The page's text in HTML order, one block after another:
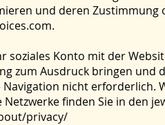
und deren Zustimmung
.
soziales Konto mit der
zum Ausdruck bringen und
Navigation nicht
finden Sie in den
privacy/